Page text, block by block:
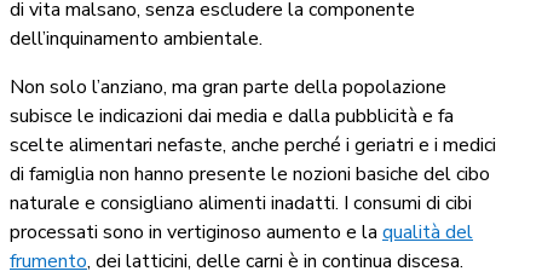
di vita malsano, senza escludere la componente
dell’inquinamento ambientale.
Non solo l’anziano, ma gran parte della popolazione
subisce le indicazioni dai media e dalla pubblicità e fa
scelte alimentari nefaste, anche perché i geriatri e i medici
di famiglia non hanno presente le nozioni basiche del cibo
naturale e consigliano alimenti inadatti. I consumi di cibi
processati sono in vertiginoso aumento e la qualità del
frumento, dei latticini, delle carni è in continua discesa.